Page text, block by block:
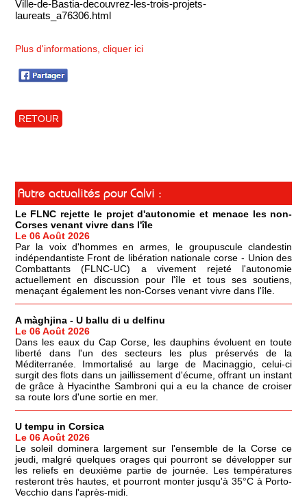
Ville-de-Bastia-decouvrez-les-trois-projets-
laureats_a76306.html
Plus d'informations, cliquer ici
RETOUR
Autre actualités pour Calvi :
Le FLNC rejette le projet d'autonomie et menace les non-
Corses venant vivre dans l'île
Le 06 Août 2026
Par la voix d'hommes en armes, le groupuscule clandestin
indépendantiste Front de libération nationale corse - Union des
Combattants (FLNC-UC) a vivement rejeté l'autonomie
actuellement en discussion pour l'île et tous ses soutiens,
menaçant également les non-Corses venant vivre dans l'île.
A màghjina - U ballu di u delfinu
Le 06 Août 2026
Dans les eaux du Cap Corse, les dauphins évoluent en toute
liberté dans l'un des secteurs les plus préservés de la
Méditerranée. Immortalisé au large de Macinaggio, celui-ci
surgit des flots dans un jaillissement d'écume, offrant un instant
de grâce à Hyacinthe Sambroni qui a eu la chance de croiser
sa route lors d'une sortie en mer.
U tempu in Corsica
Le 06 Août 2026
Le soleil dominera largement sur l'ensemble de la Corse ce
jeudi, malgré quelques orages qui pourront se développer sur
les reliefs en deuxième partie de journée. Les températures
resteront très hautes, et pourront monter jusqu'à 35°C à Porto-
Vecchio dans l'après-midi.